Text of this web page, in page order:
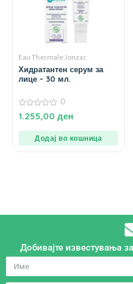
Eau Thermale Jonzac
Хидратантен серум за
лице – 30 мл.
0
од
0
1.255,00 ден
Додај во кошница
Добивајте известувања